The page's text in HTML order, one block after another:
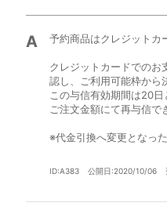
予約商品はクレジットカ
クレジットカードでのお
認し、ご利用可能枠から
この与信有効期間は20
ご注文金額にて再与信で
※代金引換へ変更となっ
ID:A383 公開日:2020/10/06